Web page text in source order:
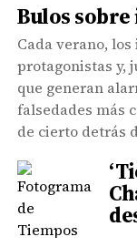
Bulos
Cada verano,
protagonistas y,
que generan
falsedades más
de cierto detrás